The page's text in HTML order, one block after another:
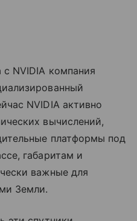
с NVIDIA компания
NVIDIA активно
вычислений,
платформы под
габаритам и
важные для
Земли.